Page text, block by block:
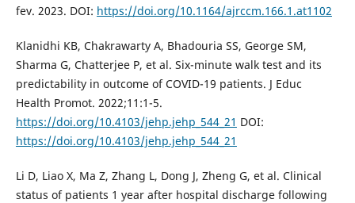
fev. 2023. DOI: https://doi.org/10.1164/ajrccm.166.1.at1102
Klanidhi KB, Chakrawarty A, Bhadouria SS, George SM,
Sharma G, Chatterjee P, et al. Six-minute walk test and its
predictability in outcome of COVID-19 patients. J Educ
Health Promot. 2022;11:1-5.
https://doi.org/10.4103/jehp.jehp_544_21 DOI:
https://doi.org/10.4103/jehp.jehp_544_21
Li D, Liao X, Ma Z, Zhang L, Dong J, Zheng G, et al. Clinical
status of patients 1 year after hospital discharge following